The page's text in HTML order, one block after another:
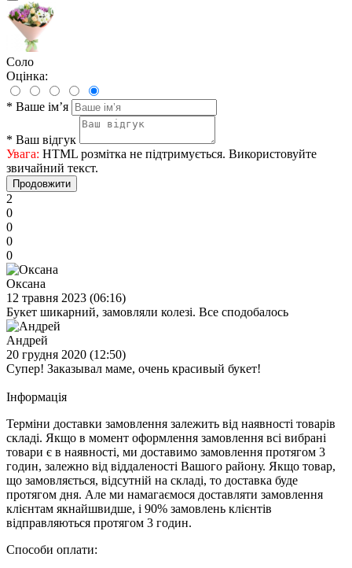
Соло
Оцінка:
* Ваше ім’я
* Ваш відгук
Увага: HTML розмітка не підтримується. Використовуйте
звичайний текст.
Продовжити
2
0
0
0
0
Оксана
12 травня 2023 (06:16)
Букет шикарний, замовляли колезі. Все сподобалось
Андрей
20 грудня 2020 (12:50)
Супер! Заказывал маме, очень красивый букет!
Iнформація
Терміни доставки замовлення залежить від наявності товарів
складі. Якщо в момент оформлення замовлення всі вибрані
товари є в наявності, ми доставимо замовлення протягом 3
годин, залежно від віддаленості Вашого району. Якщо товар,
що замовляється, відсутній на складі, то доставка буде
протягом дня. Але ми намагаємося доставляти замовлення
клієнтам якнайшвидше, і 90% замовлень клієнтів
відправляються протягом 3 годин.
Способи оплати: